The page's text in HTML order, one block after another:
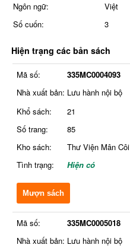
Ngôn ngữ:
Việt
Số cuốn:
3
Hiện trạng các bản sách
Mã số:
335MC0004093
Nhà xuất bản: Lưu hành nội bộ
Khổ sách:
21
Số trang:
85
Kho sách:
Thư Viện Mân Côi
Tình trạng:
Hiện có
Mượn sách
Mã số:
335MC0005018
Nhà xuất bản: Lưu hành nội bộ